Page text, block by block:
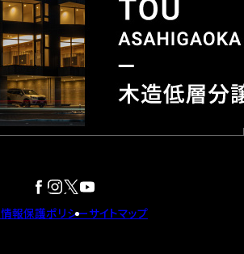
報保護ポリシーサイトマップ